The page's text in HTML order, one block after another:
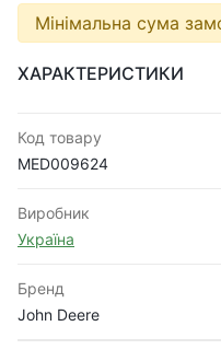
Мінімальна сума
ХАРАКТЕРИСТИКИ
Код товару
MED009624
Виробник
Україна
Бренд
John Deere